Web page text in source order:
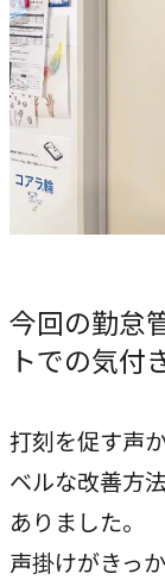
今回の勤怠
トでの気付
打刻を促す声
ベルな改善方
ありました。
声掛けがきっ